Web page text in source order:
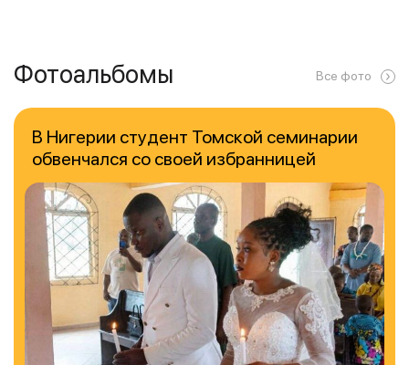
Фотоальбомы Все фото
В Нигерии студент Томской семинарии
обвенчался со своей избранницей